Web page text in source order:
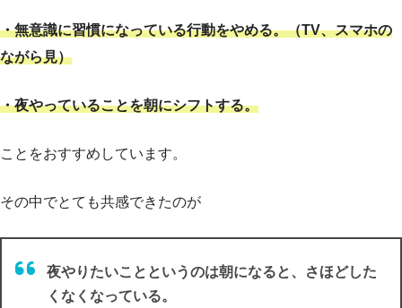
・無意識に習慣になっている行動をやめる。（TV、スマホの
ながら見）
・夜やっていることを朝にシフトする。
ことをおすすめしています。
その中でとても共感できたのが
夜やりたいことというのは朝になると、さほどした
くなくなっている。